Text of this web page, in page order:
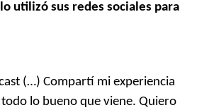
utilizó sus redes sociales para
(…) Compartí mi experiencia
lo bueno que viene. Quiero